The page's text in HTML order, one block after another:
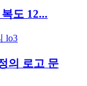
도 12...
의 로고 문